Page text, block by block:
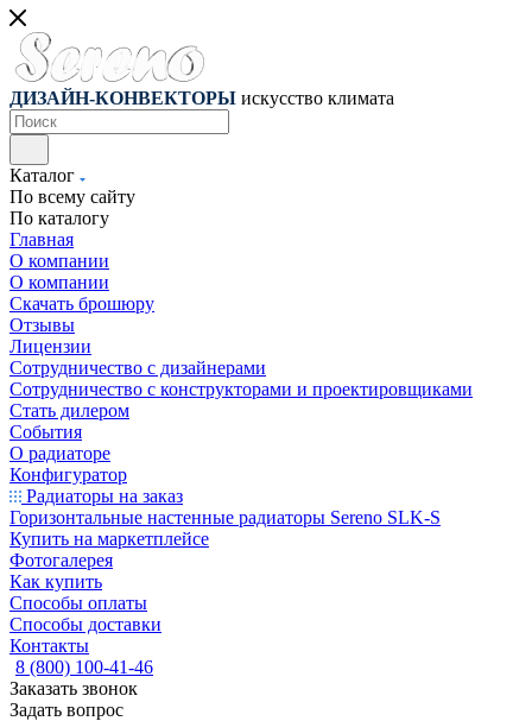
ДИЗАЙН-КОНВЕКТОРЫ искусство климата
Каталог
По всему сайту
По каталогу
Главная
О компании
О компании
Скачать брошюру
Отзывы
Лицензии
Сотрудничество с дизайнерами
Сотрудничество с конструкторами и проектировщиками
Стать дилером
События
О радиаторе
Конфигуратор
Радиаторы на заказ
Горизонтальные настенные радиаторы Sereno SLK-S
Купить на маркетплейсе
Фотогалерея
Как купить
Способы оплаты
Способы доставки
Контакты
8 (800) 100-41-46
Заказать звонок
Задать вопрос